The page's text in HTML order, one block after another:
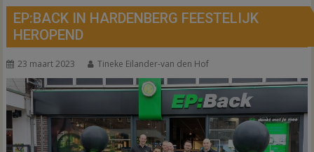
EP:BACK IN HARDENBERG FEESTELIJK
HEROPEND
23 maart 2023 Tineke Eilander-van den Hof